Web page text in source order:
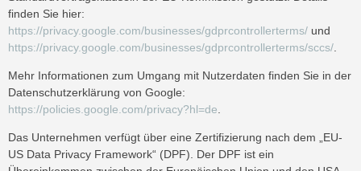
finden Sie hier:
https://privacy.google.com/businesses/gdprcontrollerterms/ und
https://privacy.google.com/businesses/gdprcontrollerterms/sccs/
Mehr Informationen zum Umgang mit Nutzerdaten finden Sie in der
Datenschutzerklärung von Google:
https://policies.google.com/privacy?hl=de
Das Unternehmen verfügt über eine Zertifizierung nach dem „EU-
US Data Privacy Framework“ (DPF). Der DPF ist ein